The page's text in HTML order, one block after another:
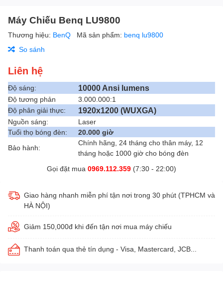
Máy Chiếu Benq LU9800
Thương hiệu: BenQ Mã sản phẩm: benq lu9800
So sánh
Liên hệ
Độ sáng: 10000 Ansi lumens
Độ tương phản
3.000.000:1
Độ phân giải thực:
1920x1200 (WUXGA)
Nguồn sáng:
Laser
Tuổi thọ bóng đèn:
20.000 giờ
Bảo hành:
Chính hãng, 24 tháng cho thân máy, 12
tháng hoặc 1000 giờ cho bóng đèn
Gọi đặt mua 0969.112.359 (7:30 - 22:00)
Giao hàng nhanh miễn phí tận nơi trong 30 phút (TPHCM và
HÀ NỘI)
Giảm 150,000đ khi đến tận nơi mua máy chiếu
Thanh toán qua thẻ tín dụng - Visa, Mastercard, JCB...